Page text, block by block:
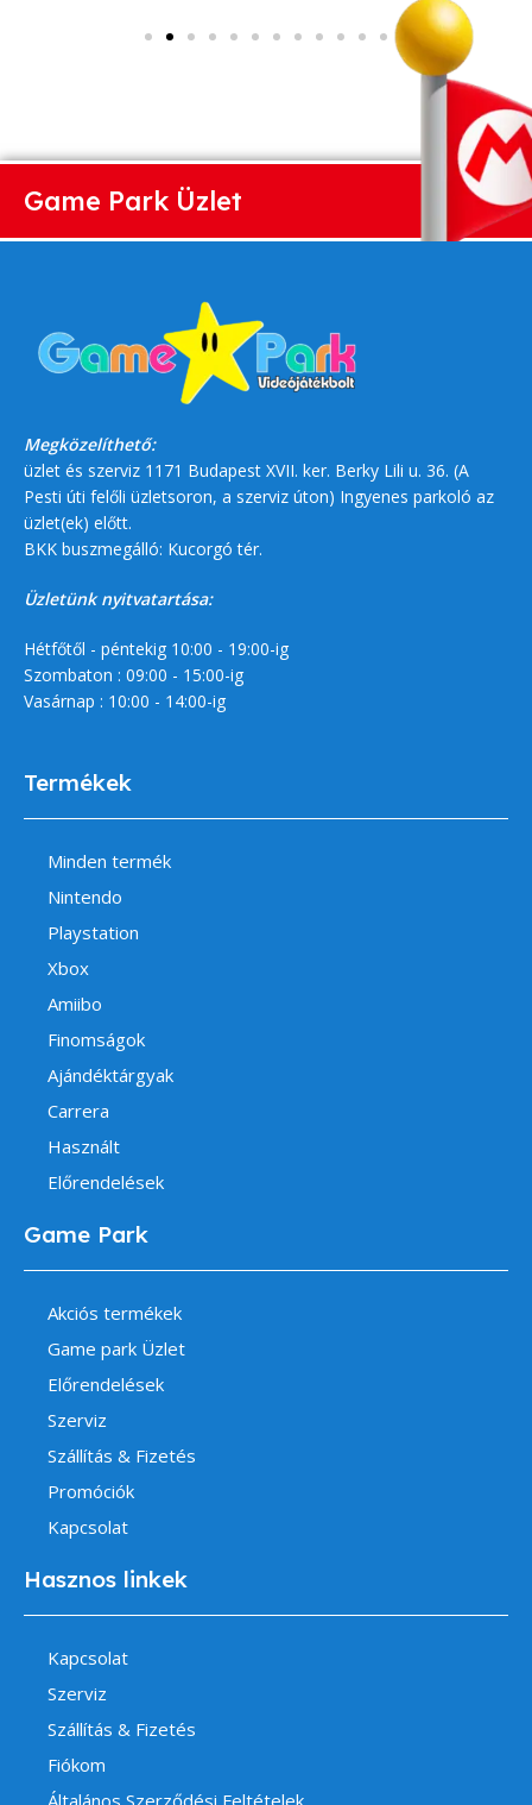
Game Park Üzlet
Megközelíthető:
üzlet és szerviz 1171 Budapest XVII. ker. Berky Lili u. 36. (A
Pesti úti felőli üzletsoron, a szerviz úton) Ingyenes parkoló az
üzlet(ek) előtt.
BKK buszmegálló: Kucorgó tér.
Üzletünk nyitvatartása:
Hétfőtől - péntekig 10:00 - 19:00-ig
Szombaton : 09:00 - 15:00-ig
Vasárnap : 10:00 - 14:00-ig
Termékek
Minden termék
Nintendo
Playstation
Xbox
Amiibo
Finomságok
Ajándéktárgyak
Carrera
Használt
Előrendelések
Game Park
Akciós termékek
Game park Üzlet
Előrendelések
Szerviz
Szállítás & Fizetés
Promóciók
Kapcsolat
Hasznos linkek
Kapcsolat
Szerviz
Szállítás & Fizetés
Fiókom
Általános Szerződési Feltételek